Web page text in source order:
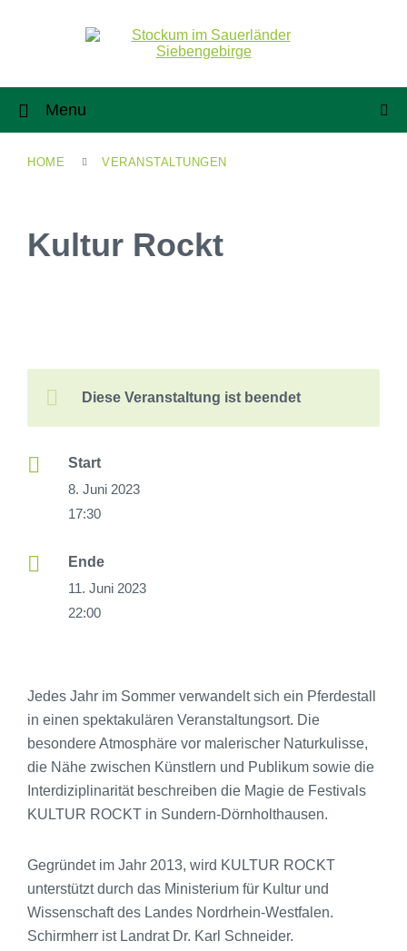
Menu
HOME VERANSTALTUNGEN
Kultur Rockt
Diese Veranstaltung ist beendet
Start
8. Juni 2023
17:30
Ende
11. Juni 2023
22:00
Jedes Jahr im Sommer verwandelt sich ein Pferdestall
in einen spektakulären Veranstaltungsort. Die
besondere Atmosphäre vor malerischer Naturkulisse,
die Nähe zwischen Künstlern und Publikum sowie die
Interdiziplinarität beschreiben die Magie de Festivals
KULTUR ROCKT in Sundern-Dörnholthausen.
Gegründet im Jahr 2013, wird KULTUR ROCKT
unterstützt durch das Ministerium für Kultur und
Wissenschaft des Landes Nordrhein-Westfalen.
Schirmherr ist Landrat Dr. Karl Schneider.